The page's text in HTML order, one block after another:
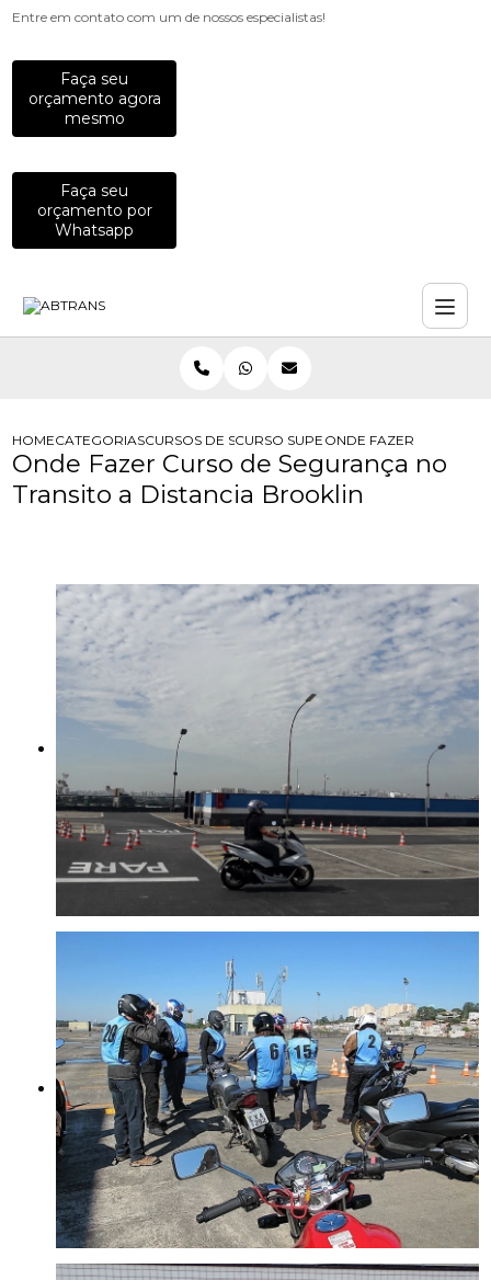
Entre em contato com um de nossos especialistas!
Faça seu
orçamento agora
mesmo
Faça seu
orçamento por
Whatsapp
HOMECATEGORIASCURSOS DE SEGURANCA NO TRANSITO
CURSO SUPERIOR DE TECNOLOGIA
ONDE FAZER CURSO
Onde Fazer Curso de Segurança no
Transito a Distancia Brooklin